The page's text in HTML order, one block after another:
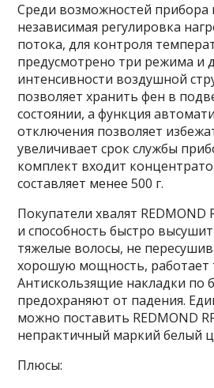
Среди возможностей прибора
независимая регулировка
потока, для контроля
предусмотрено три режима и
интенсивности воздушной
позволяет хранить фен в
состоянии, а функция
отключения позволяет
увеличивает срок службы
комплект входит
составляет менее 500 г.
Покупатели хвалят REDMOND
и способность быстро
тяжелые волосы, не
хорошую мощность, работает
Антискользящие накладки по
предохраняют от падения.
можно поставить REDMOND
непрактичный маркий белый
Плюсы: